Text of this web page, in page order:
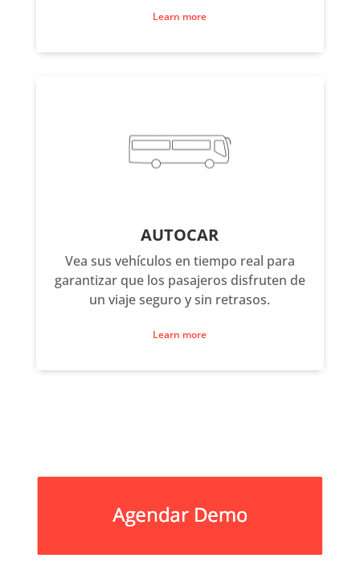
Learn more
AUTOCAR
Vea sus vehículos en tiempo real para
garantizar que los pasajeros disfruten de
un viaje seguro y sin retrasos.
Learn more